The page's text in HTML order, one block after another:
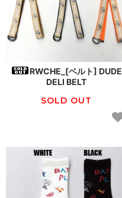
RWCHE_[ベルト] DUDE
DELI BELT
SOLD OUT